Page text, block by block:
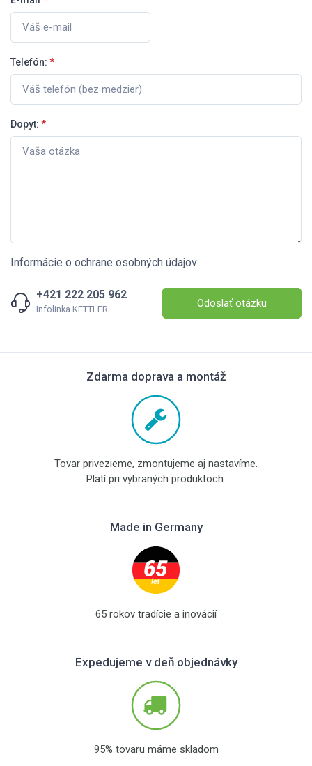
Telefón: *
Dopyt: *
Informácie o ochrane osobných údajov
+421 222 205 962
Infolinka KETTLER Odoslať otázku
Zdarma doprava a montáž
Tovar privezieme, zmontujeme aj nastavíme.
Platí pri vybraných produktoch.
Made in Germany
65 rokov tradície a inovácií
Expedujeme v deň objednávky
95% tovaru máme skladom